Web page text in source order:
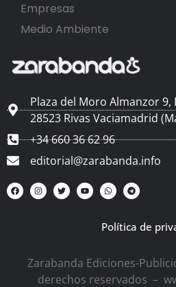
Empresas
Medio Ambiente
Plaza del Moro Almanzor 9,
28523 Rivas Vaciamadrid
+34 660 36 62 96
editorial@zarabanda.info
Política de
Zarabanda Ediciones-
derechos reservados –